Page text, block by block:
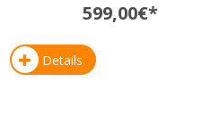
599,00€*
Details